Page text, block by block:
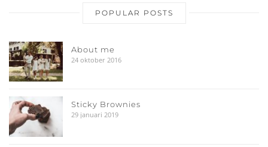
POPULAR POSTS
About me
24 oktober 2016
Sticky Brownies
29 januari 2019